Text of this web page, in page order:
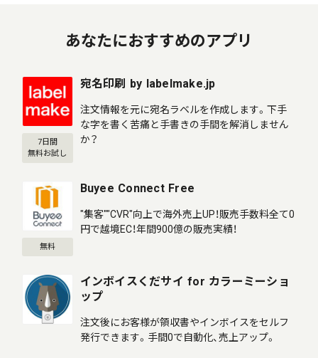
あなたにおすすめのアプリ
7日間
無料お試し
宛名印刷 by labelmake.jp
注文情報を元に宛名ラベルを作成します。下手
な字を書く苦痛と手書きの手間を解消しません
か？
無料
Buyee Connect Free
"集客""CVR"向上で海外売上UP！販売手数料全て0
円で越境EC！年間900億の販売実績！
インボイスくだサイ for カラーミーショ
ップ
注文後にお客様が領収書やインボイスをセルフ
発行できます。手間0で自動化、売上アップ。